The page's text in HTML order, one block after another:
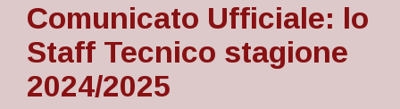
Comunicato Ufficiale: lo
Staff Tecnico stagione
2024/2025